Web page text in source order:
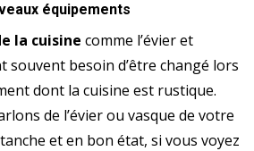
équipements
la cuisine comme l’évier et
souvent besoin d’être changé lors
dont la cuisine est rustique.
de l’évier ou vasque de votre
et en bon état, si vous voyez